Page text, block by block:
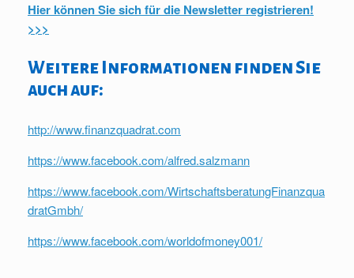
Hier können Sie sich für die Newsletter registrieren!
>>>
Weitere Informationen finden Sie
auch auf:
http://www.finanzquadrat.com
https://www.facebook.com/alfred.salzmann
https://www.facebook.com/WirtschaftsberatungFinanzqua
dratGmbh/
https://www.facebook.com/worldofmoney001/